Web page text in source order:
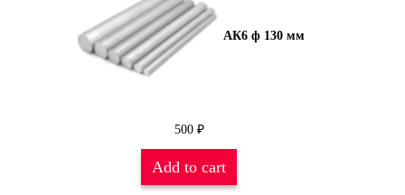
АК6 ф 130 мм
500 ₽
Add to cart